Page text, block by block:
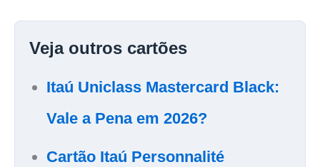
Veja outros cartões
Itaú Uniclass Mastercard Black:
Vale a Pena em 2026?
Cartão Itaú Personnalité